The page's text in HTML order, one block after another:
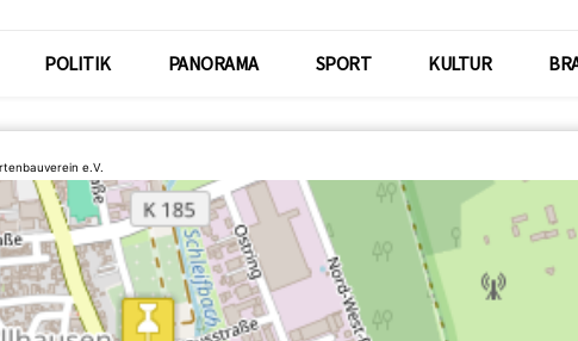
POLITIK PANORAMA SPORT KULTUR
e.V.